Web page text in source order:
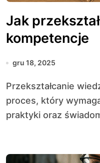
Jak
kompetencje
gru 18, 2025
Przekształcanie wiedzy w kompetencje to
proces, który
praktyki oraz